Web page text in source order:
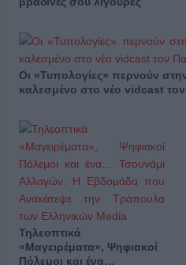
Οι «Τυπολογίες» περνούν
καλεσμένο στο νέο vidcast
Τηλεοπτικά
«Μαγειρέματα», Ψηφιακοί
Πόλεμοι και ένα…